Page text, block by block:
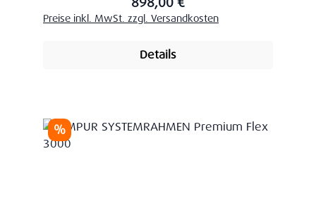
Preise inkl. MwSt. zzgl. Versandkosten
Details
Rabatt
%